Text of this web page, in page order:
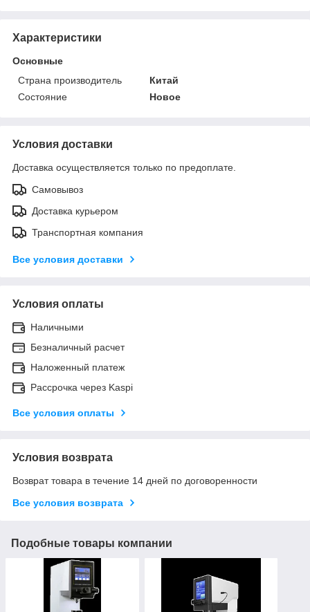
Характеристики
Основные
Страна производитель
Китай
Состояние
Новое
Условия доставки
Доставка осуществляется только по предоплате.
Самовывоз
Доставка курьером
Транспортная компания
Все условия доставки
Условия оплаты
Наличными
Безналичный расчет
Наложенный платеж
Рассрочка через Kaspi
Все условия оплаты
Условия возврата
Возврат товара в течение 14 дней по договоренности
Все условия возврата
Подобные товары компании